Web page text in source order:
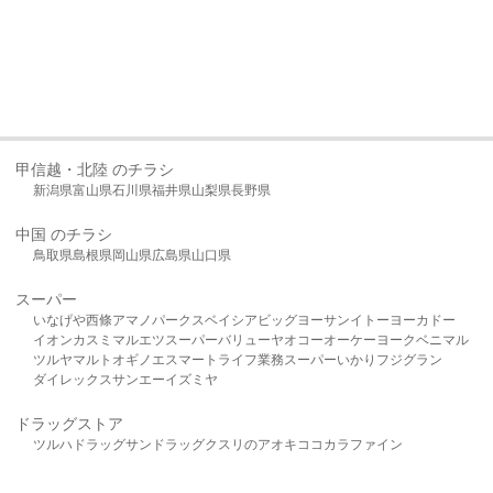
甲信越・北陸 のチラシ
新潟県富山県石川県福井県山梨県長野県
中国 のチラシ
鳥取県島根県岡山県広島県山口県
スーパー
いなげや西條アマノパークスベイシア ビッグヨーサンイトーヨーカドー
イオンカスミ マルエツスーパーバリューヤオコーオーケー ヨークベニマル
ツルヤマルト オギノ エスマート ライフ業務スーパーいかり フジグラン
ダイレックスサンエーイズミヤ
ドラッグストア
ツルハドラッグサンドラッグクスリのアオキ ココカラファイン